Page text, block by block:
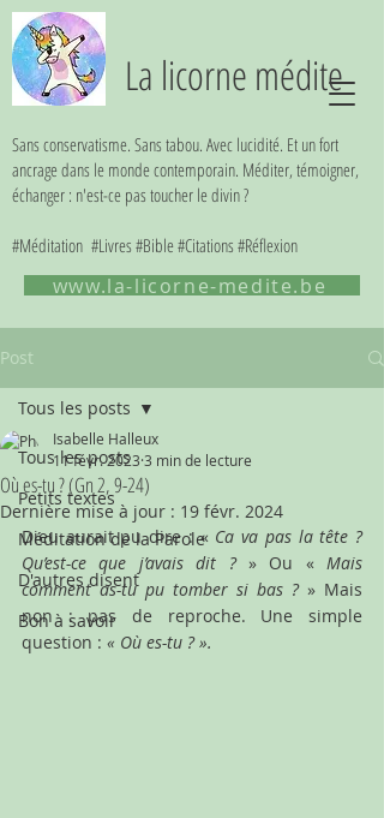
La licorne médite
Sans conservatisme. Sans tabou. Avec lucidité. Et un fort
ancrage dans le monde contemporain. Méditer, témoigner,
échanger : n'est-ce pas toucher le divin ?
#Méditation #Livres #Bible #Citations #Réflexion
www.la-licorne-medite.be
Post
Tous les posts
Petits textes
Méditation de la Parole
D'autres disent
Bon à savoir
Tous les posts
Où es-tu ? (Gn 2, 9-24)
Isabelle Halleux
11 févr. 2023 3 min de lecture
Dernière mise à jour : 19 févr. 2024
Dieu aurait pu dire : « Ca va pas la tête ?
Qu’est-ce que j’avais dit ? » Ou « Mais
comment as-tu pu tomber si bas ? » Mais
non : pas de reproche. Une simple
question : « Où es-tu ? ».